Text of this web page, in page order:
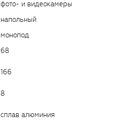
фото- и видеокамеры
напольный
монопод
68
166
8
сплав алюминия